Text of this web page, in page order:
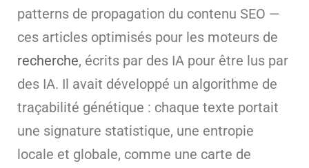
patterns de propagation du contenu SEO —
ces articles optimisés pour les moteurs de
recherche, écrits par des IA pour être lus par
des IA. Il avait développé un algorithme de
traçabilité génétique : chaque texte portait
une signature statistique, une entropie
locale et globale, comme une carte de